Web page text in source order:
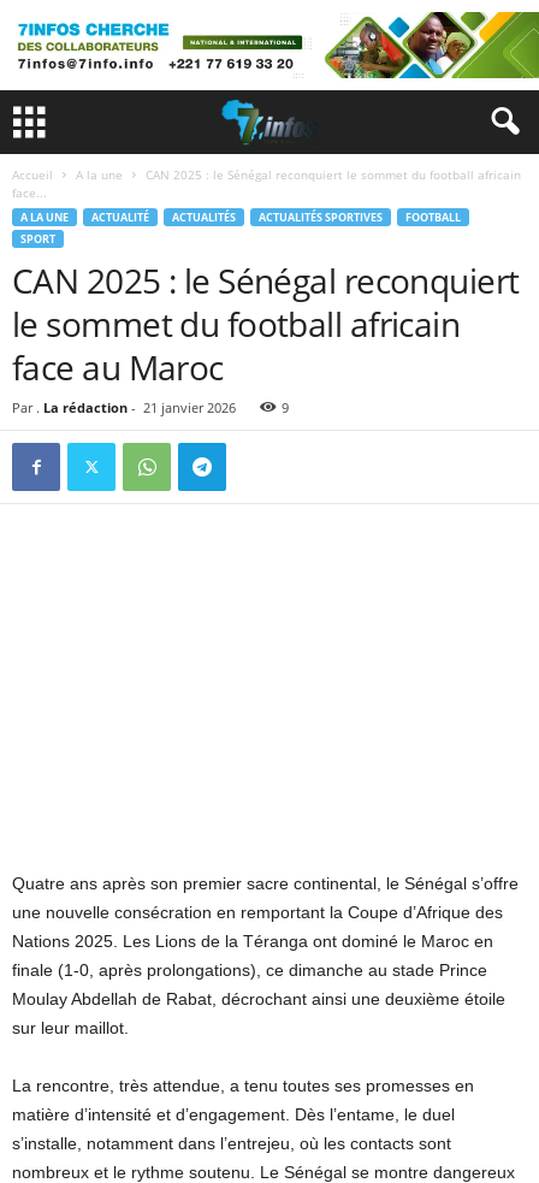
Accueil A la une
CAN 2025 : le Sénégal reconquiert le sommet du football africain
face...
A LA UNE ACTUALITÉ ACTUALITÉS ACTUALITÉS SPORTIVES
FOOTBALL
SPORT
CAN 2025 : le Sénégal reconquiert
le sommet du football africain
face au Maroc
Par . La rédaction - 21 janvier 2026 9
Quatre ans après son premier sacre continental, le Sénégal s’offre
une nouvelle consécration en remportant la Coupe d’Afrique des
Nations 2025. Les Lions de la Téranga ont dominé le Maroc en
finale (1-0, après prolongations), ce dimanche au stade Prince
Moulay Abdellah de Rabat, décrochant ainsi une deuxième étoile
sur leur maillot.
La rencontre, très attendue, a tenu toutes ses promesses en
matière d’intensité et d’engagement. Dès l’entame, le duel
s’installe, notamment dans l’entrejeu, où les contacts sont
nombreux et le rythme soutenu. Le Sénégal se montre dangereux